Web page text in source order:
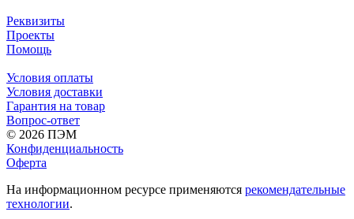
Реквизиты
Проекты
Помощь
Условия оплаты
Условия доставки
Гарантия на товар
Вопрос-ответ
© 2026 ПЭМ
Конфиденциальность
Оферта
На информационном ресурсе применяются рекомендательные
технологии.